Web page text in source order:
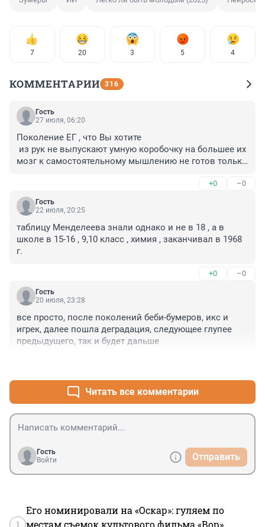
7 20 3 5 4
КОММЕНТАРИИ 316
Гость
27 июля, 06:20
Поколение ЕГ , что Вы хотите
из рук не выпускают умную коробочку на большее их
мозг к самостоятельному мышлению не готов только
+0 –0
Гость
22 июля, 20:25
таблицу Менделеева знали однако и не в 18 , а в
школе в 15-16 , 9,10 класс , химия , заканчивал в 1968
г.
+0 –0
Гость
20 июля, 23:28
все просто, после поколений беби-бумеров, икс и
игрек, далее пошла деградация, следующее глупее
предыдущего, так и будет дальше
Читать все комментарии
Гость
Войти
Отправить
1
Его номинировали на «Оскар»: гуляем по
местам съемок культового фильма «Вор»